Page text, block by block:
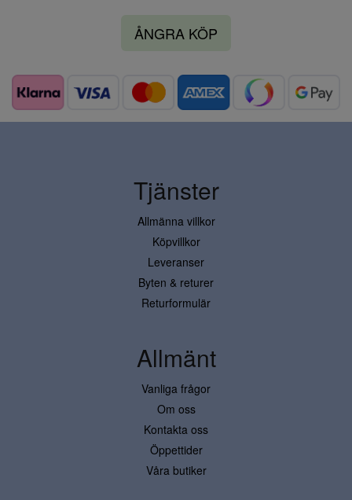
ÅNGRA KÖP
Tjänster
Allmänna villkor
Köpvillkor
Leveranser
Byten & returer
Returformulär
Allmänt
Vanliga frågor
Om oss
Kontakta oss
Öppettider
Våra butiker